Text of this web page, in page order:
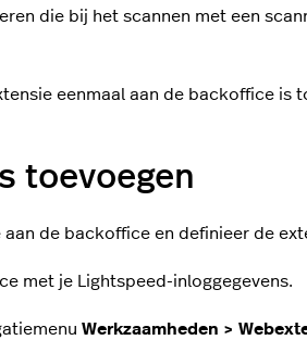
die bij het scannen met een
eenmaal aan de backoffice is
toevoegen
de backoffice en definieer de
met je Lightspeed-inloggegevens.
Werkzaamheden >